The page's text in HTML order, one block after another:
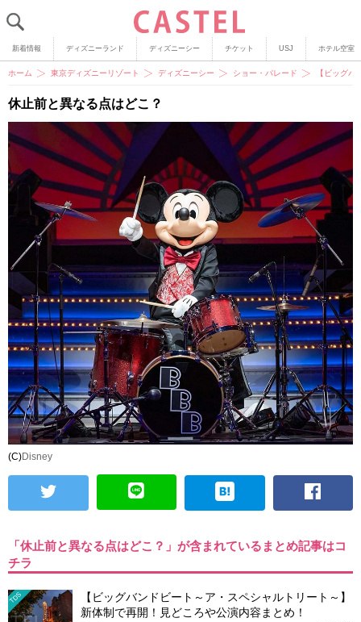
新着情報 ディズニーランド ディズニーシー チケット USJ ホテル空室
ホーム 東京ディズニーリゾート ディズニーシー ショー・パレード 【ビッグ
休止前と異なる点はどこ？
(C)Disney
「休止前と異なる点はどこ？」が含まれているまとめ記事はコ
チラ
TDS
【ビッグバンドビート～ア・スペシャルトリート～】
新体制で再開！見どころや公演内容まとめ！